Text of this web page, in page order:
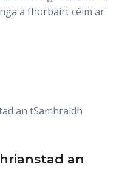
a fhorbairt céim ar
an